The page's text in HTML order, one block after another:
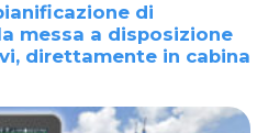
di
messa a disposizione
direttamente in cabina